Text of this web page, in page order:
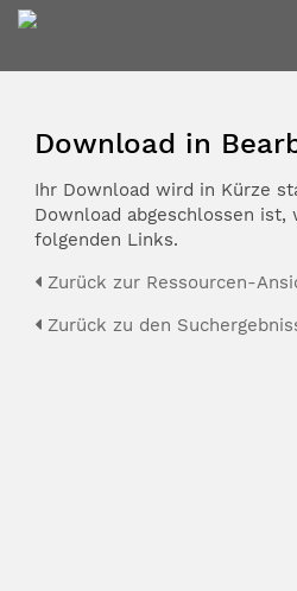
Download in
Ihr Download wird in Kürze
Download abgeschlossen ist,
folgenden Links.
Zurück zur Ressourcen-
Zurück zu den